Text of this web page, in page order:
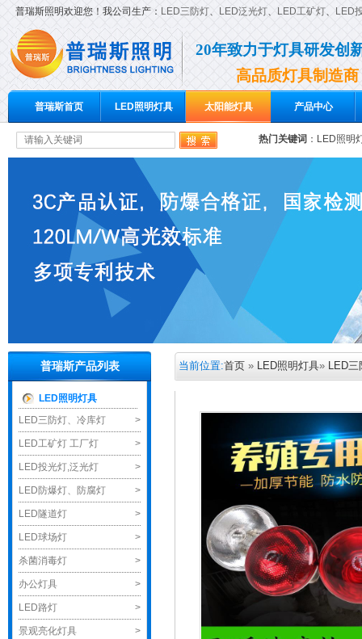
普瑞斯照明欢迎您！我公司生产： LED三防灯、 LED泛光灯、 LED工矿灯、 LED
20年致力于灯具研发创
高品质灯具制造商
普瑞斯首页 LED照明灯具 太阳能灯具 产品中心
热门关键词 ： LED照明
普瑞斯产品列表
LED照明灯具
>
LED三防灯、冷库灯
>
LED工矿灯 工厂灯
>
LED投光灯,泛光灯
>
LED防爆灯、防腐灯
>
LED隧道灯
>
LED球场灯
>
杀菌消毒灯
>
办公灯具
>
LED路灯
>
景观亮化灯具
当前位置:首页 » LED照明灯具» LED